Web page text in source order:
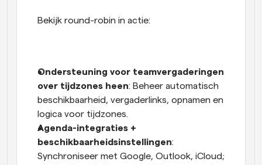
Bekijk round-robin in actie:
Ondersteuning voor teamvergaderingen
over tijdzones heen: Beheer automatisch
beschikbaarheid, vergaderlinks, opnamen en
logica voor tijdzones.
Agenda-integraties +
beschikbaarheidsinstellingen:
Synchroniseer met Google, Outlook, iCloud;